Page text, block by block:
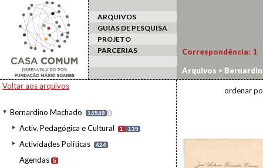
ARQUIVOS
GUIAS DE PESQUISA
PROJETO
PARCERIAS
Voltar aos arquivos
Bernardino Machado 14549 I
Activ. Pedagógica e Cultural 1 139
Actividades Políticas 424
Agendas 5
Correspondência: 1
Arquivos >
ordenar